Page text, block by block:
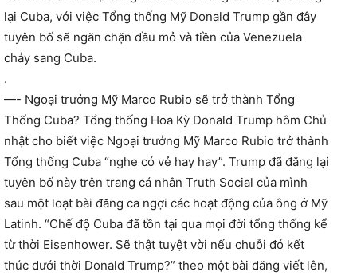
lại Cuba, với việc Tổng thống Mỹ Donald Trump gần đây
tuyên bố sẽ ngăn chặn dầu mỏ và tiền của Venezuela
chảy sang Cuba.
.
—- Ngoại trưởng Mỹ Marco Rubio sẽ trở thành Tổng
Thống Cuba? Tổng thống Hoa Kỳ Donald Trump hôm Chủ
nhật cho biết việc Ngoại trưởng Mỹ Marco Rubio trở thành
Tổng thống Cuba “nghe có vẻ hay hay”. Trump đã đăng lại
tuyên bố này trên trang cá nhân Truth Social của mình
sau một loạt bài đăng ca ngợi các hoạt động của ông ở Mỹ
Latinh. “Chế độ Cuba đã tồn tại qua mọi đời tổng thống kể
từ thời Eisenhower. Sẽ thật tuyệt vời nếu chuỗi đó kết
thúc dưới thời Donald Trump?” theo một bài đăng viết lên,